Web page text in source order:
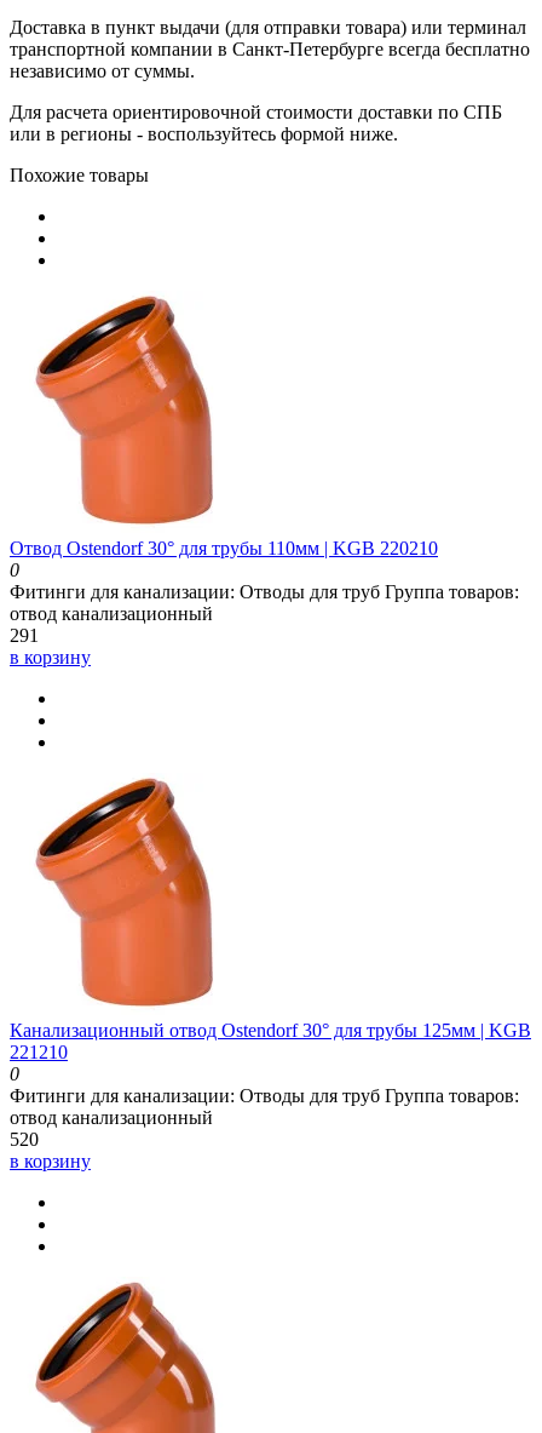
Доставка в пункт выдачи (для отправки товара) или терминал
транспортной компании в Санкт-Петербурге всегда бесплатно
независимо от суммы.
Для расчета ориентировочной стоимости доставки по СПБ
или в регионы - воспользуйтесь формой ниже.
Похожие товары
Отвод Ostendorf 30° для трубы 110мм | KGB 220210
0
Фитинги для канализации: Отводы для труб Группа товаров:
отвод канализационный
291
в корзину
Канализационный отвод Ostendorf 30° для трубы 125мм | KGB
221210
0
Фитинги для канализации: Отводы для труб Группа товаров:
отвод канализационный
520
в корзину